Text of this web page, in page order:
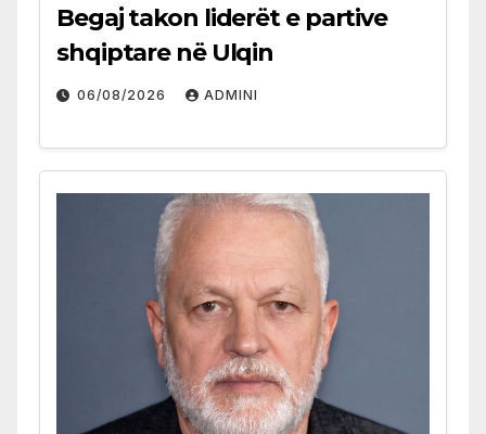
Begaj takon liderët e partive
shqiptare në Ulqin
06/08/2026 ADMINI